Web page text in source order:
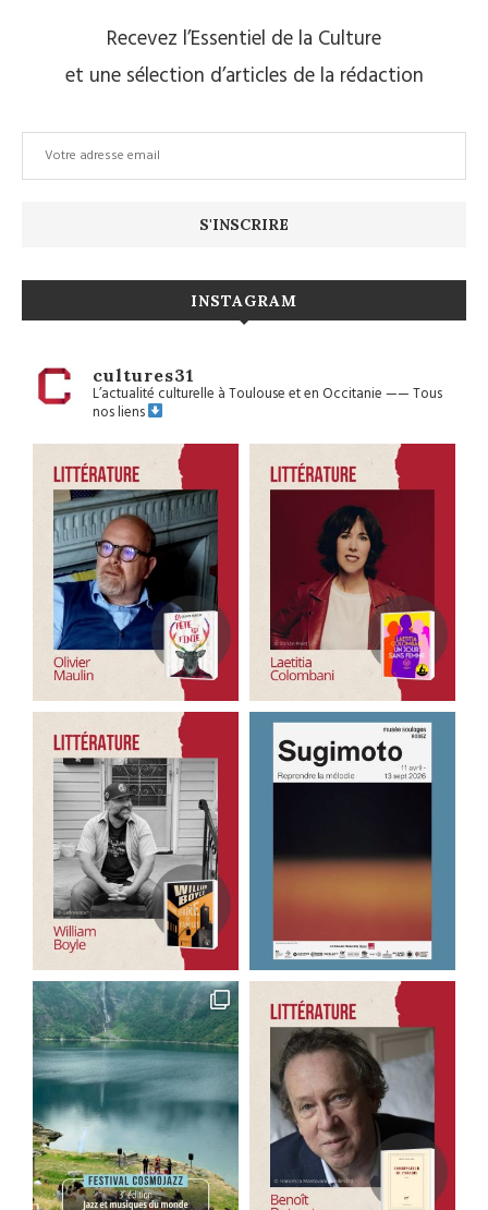
Recevez l’Essentiel de la Culture
et une sélection d’articles de la rédaction
INSTAGRAM
cultures31
L’actualité culturelle à Toulouse et en Occitanie——Tous
nos liens